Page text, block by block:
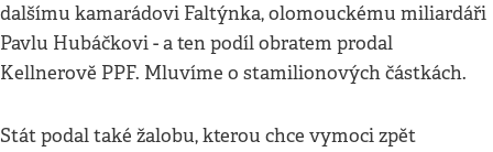
dalšímu kamarádovi Faltýnka, olomouckému miliardáři
Pavlu Hubáčkovi - a ten podíl obratem prodal
Kellnerově PPF. Mluvíme o stamilionových částkách.
Stát podal také žalobu, kterou chce vymoci zpět